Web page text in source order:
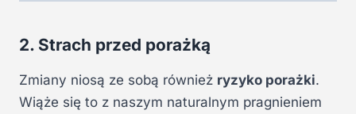
2. Strach przed porażką
Zmiany niosą ze sobą również ryzyko porażki.
Wiąże się to z naszym naturalnym pragnieniem